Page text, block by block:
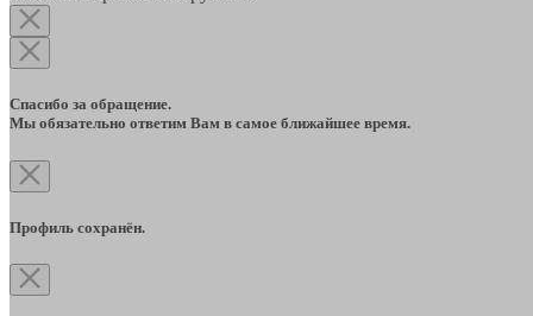
Спасибо за обращение.
Мы обязательно ответим Вам в самое ближайшее время.
Профиль сохранён.